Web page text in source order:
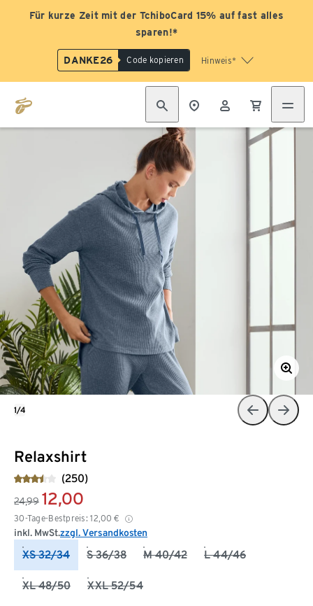
Für kurze Zeit mit der TchiboCard 15% auf fast alles
sparen!*
DANKE26 Code kopieren Hinweis*
Relaxshirt
(250)
24,99 12,00
30-Tage-Bestpreis: 12,00 €
inkl. MwSt.zzgl. Versandkosten
XS 32/34 S 36/38 M 40/42 L 44/46
XL 48/50 XXL 52/54
1/4